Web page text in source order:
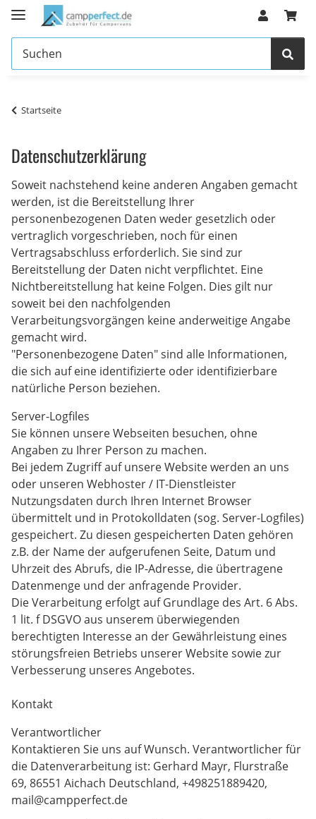
Startseite
Datenschutzerklärung
Soweit nachstehend keine anderen Angaben gemacht
werden, ist die Bereitstellung Ihrer
personenbezogenen Daten weder gesetzlich oder
vertraglich vorgeschrieben, noch für einen
Vertragsabschluss erforderlich. Sie sind zur
Bereitstellung der Daten nicht verpflichtet. Eine
Nichtbereitstellung hat keine Folgen. Dies gilt nur
soweit bei den nachfolgenden
Verarbeitungsvorgängen keine anderweitige Angabe
gemacht wird.
"Personenbezogene Daten" sind alle Informationen,
die sich auf eine identifizierte oder identifizierbare
natürliche Person beziehen.
Server-Logfiles
Sie können unsere Webseiten besuchen, ohne
Angaben zu Ihrer Person zu machen.
Bei jedem Zugriff auf unsere Website werden an uns
oder unseren Webhoster / IT-Dienstleister
Nutzungsdaten durch Ihren Internet Browser
übermittelt und in Protokolldaten (sog. Server-Logfiles)
gespeichert. Zu diesen gespeicherten Daten gehören
z.B. der Name der aufgerufenen Seite, Datum und
Uhrzeit des Abrufs, die IP-Adresse, die übertragene
Datenmenge und der anfragende Provider.
Die Verarbeitung erfolgt auf Grundlage des Art. 6 Abs.
1 lit. f DSGVO aus unserem überwiegenden
berechtigten Interesse an der Gewährleistung eines
störungsfreien Betriebs unserer Website sowie zur
Verbesserung unseres Angebotes.
Kontakt
Verantwortlicher
Kontaktieren Sie uns auf Wunsch. Verantwortlicher für
die Datenverarbeitung ist: Gerhard Mayr, Flurstraße
69, 86551 Aichach Deutschland, +498251889420,
mail@campperfect.de